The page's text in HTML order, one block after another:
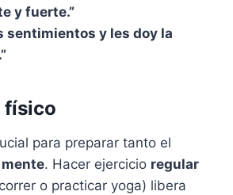
y fuerte.”
sentimientos y les doy la
físico
para preparar tanto el
mente. Hacer ejercicio regular
o practicar yoga) libera